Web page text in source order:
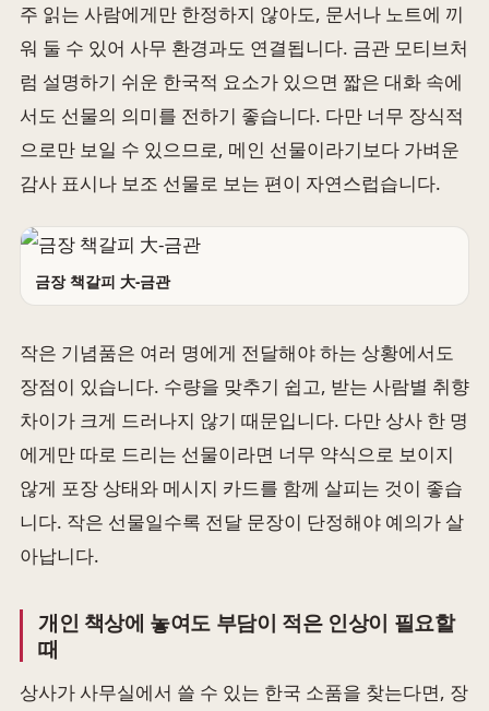
주 읽는 사람에게만 한정하지 않아도, 문서나 노트에 끼
워 둘 수 있어 사무 환경과도 연결됩니다. 금관 모티브처
럼 설명하기 쉬운 한국적 요소가 있으면 짧은 대화 속에
서도 선물의 의미를 전하기 좋습니다. 다만 너무 장식적
으로만 보일 수 있으므로, 메인 선물이라기보다 가벼운
감사 표시나 보조 선물로 보는 편이 자연스럽습니다.
금장 책갈피 大-금관
작은 기념품은 여러 명에게 전달해야 하는 상황에서도
장점이 있습니다. 수량을 맞추기 쉽고, 받는 사람별 취향
차이가 크게 드러나지 않기 때문입니다. 다만 상사 한 명
에게만 따로 드리는 선물이라면 너무 약식으로 보이지
않게 포장 상태와 메시지 카드를 함께 살피는 것이 좋습
니다. 작은 선물일수록 전달 문장이 단정해야 예의가 살
아납니다.
개인 책상에 놓여도 부담이 적은 인상이 필요할
때
상사가 사무실에서 쓸 수 있는 한국 소품을 찾는다면, 장